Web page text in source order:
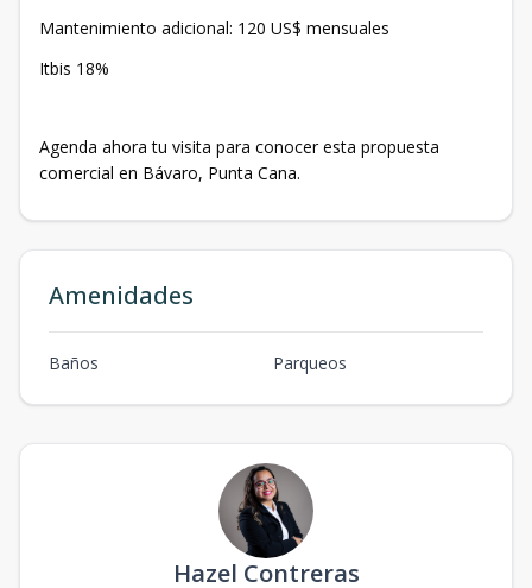
Mantenimiento adicional: 120 US$ mensuales
Itbis 18%
Agenda ahora tu visita para conocer esta propuesta
comercial en Bávaro, Punta Cana.
Amenidades
Baños Parqueos
Hazel Contreras